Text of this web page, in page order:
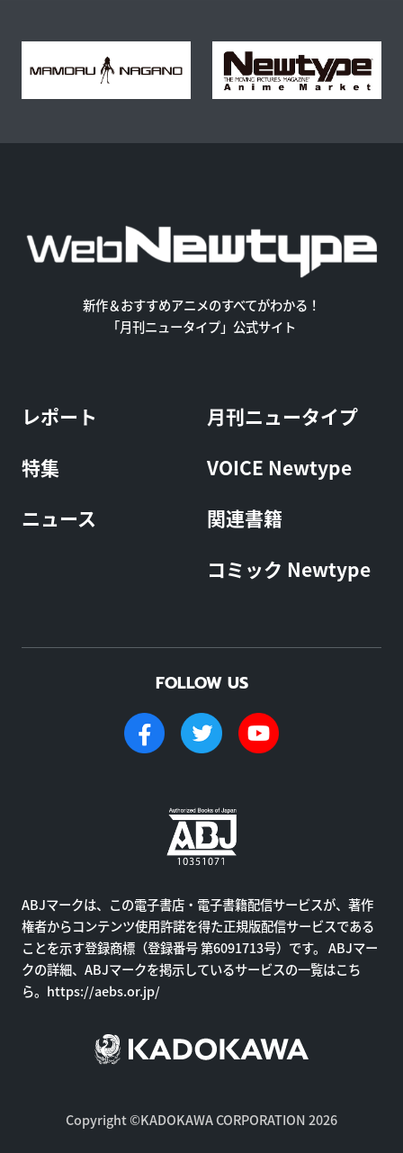
新作＆おすすめアニメのすべてがわかる！
「月刊ニュータイプ」公式サイト
レポート
特集
ニュース
月刊ニュータイプ
VOICE Newtype
関連書籍
コミック Newtype
FOLLOW US
ABJマークは、この電子書店・電子書籍配信サービスが、著作
権者からコンテンツ使用許諾を得た正規版配信サービスである
ことを示す登録商標（登録番号 第6091713号）です。 ABJマー
クの詳細、ABJマークを掲示しているサービスの一覧はこち
ら。 https://aebs.or.jp/
Copyright ©KADOKAWA CORPORATION 2026